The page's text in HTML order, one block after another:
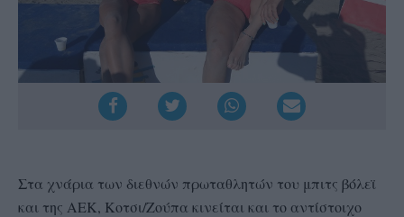
Στα χνάρια των διεθνών πρωταθλητών του μπιτς βόλεϊ
και της ΑΕΚ, Κοτσι/Ζούπα κινείται και το αντίστοιχο